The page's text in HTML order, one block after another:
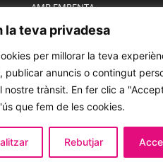
la teva privadesa
per millorar la teva
publicar anuncis o contingut
nostre trànsit. En fer clic a
que fem de les cookies.
Rebutjar
AMB EMPENTA
Enviar